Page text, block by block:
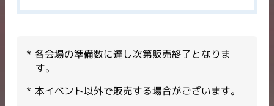
各会場の準備数に達し次第販売終了となりま
す。​
本イベント以外で販売する場合がございます。​